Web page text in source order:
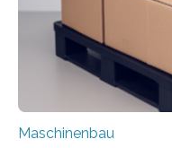
Auftrag kann das
Maschinenbau